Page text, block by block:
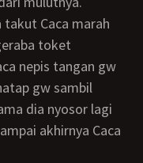
toket
nepis tangan gw
gw sambil
dia nyosor lagi
akhirnya Caca